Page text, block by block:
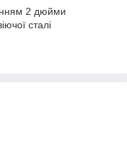
2 дюйми
сталі